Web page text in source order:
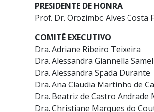
PRESIDENTE DE HONRA
Prof. Dr. Orozimbo Alves Costa
COMITÊ EXECUTIVO
Dra. Adriane Ribeiro Teixeira
Dra. Alessandra Giannella
Dra. Alessandra Spada Durante
Dra. Ana Claudia Martinho de
Dra. Beatriz de Castro Andrade
Dra. Christiane Marques do